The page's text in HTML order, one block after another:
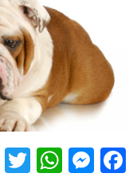
Facebook